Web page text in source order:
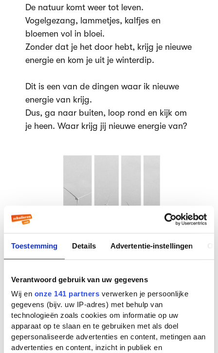
Toestemming Details Advertentie-instellingen
Verantwoord gebruik van uw gegevens
Wij en onze 141 partners verwerken je persoonlijke
gegevens (bijv. uw IP-adres) met behulp van
technologieën zoals cookies om informatie op uw
apparaat op te slaan en te gebruiken met als doel
gepersonaliseerde advertenties en content, metingen aan
advertenties en content, inzicht in publiek en
De natuur komt weer tot leven.
Vogelgezang, lammetjes, kalfjes en
bloemen vol in bloei.
Zonder dat je het door hebt, krijg je nieuwe
energie en kom je uit je winterdip.
Dit is een van de dingen waar ik nieuwe
energie van krijg.
Dus, ga naar buiten, loop rond en kijk om
je heen. Waar krijg jij nieuwe energie van?